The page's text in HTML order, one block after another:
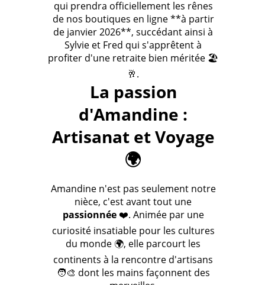
qui prendra officiellement les rênes
de nos boutiques en ligne **à partir
de janvier 2026**, succédant ainsi à
Sylvie et Fred qui s'apprêtent à
profiter d'une retraite bien méritée 🏖️
🥂.
La passion
d'Amandine :
Artisanat et Voyage
🌍
Amandine n'est pas seulement notre
nièce, c'est avant tout une
passionnée❤️. Animée par une
curiosité insatiable pour les cultures
du monde 🌍, elle parcourt les
continents à la rencontre d'artisans
🧑‍🎨 dont les mains façonnent des